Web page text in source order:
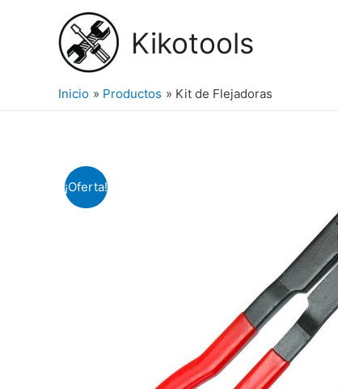
Kikotools
Inicio Productos Kit de Flejadoras
¡Oferta!